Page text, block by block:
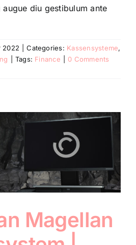
diu gestibulum ante
2022 Categories: Kassensysteme,
Tags: Finance
0 Comments
Magellan